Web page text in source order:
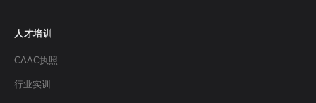
人才培训
CAAC执照
行业实训